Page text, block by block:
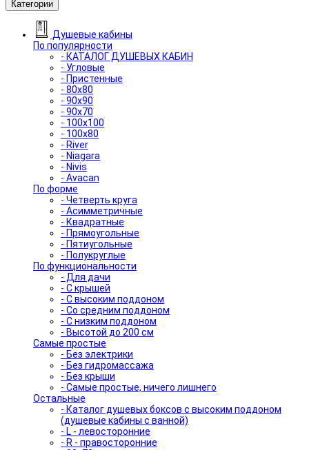
Категории
Душевые кабины
По популярности
- КАТАЛОГ ДУШЕВЫХ КАБИН
- Угловые
- Пристенные
- 80x80
- 90x90
- 90x70
- 100x100
- 100x80
- River
- Niagara
- Nivis
- Avacan
По форме
- Четверть круга
- Асимметричные
- Квадратные
- Прямоугольные
- Пятиугольные
- Полукруглые
По функциональности
- Для дачи
- С крышей
- С высоким поддоном
- Со средним поддоном
- С низким поддоном
- Высотой до 200 см
Самые простые
- Без электрики
- Без гидромассажа
- Без крыши
- Самые простые, ничего лишнего
Остальные
- Каталог душевых боксов с высоким поддоном
(душевые кабины с ванной)
- L - левосторонние
- R - правосторонние